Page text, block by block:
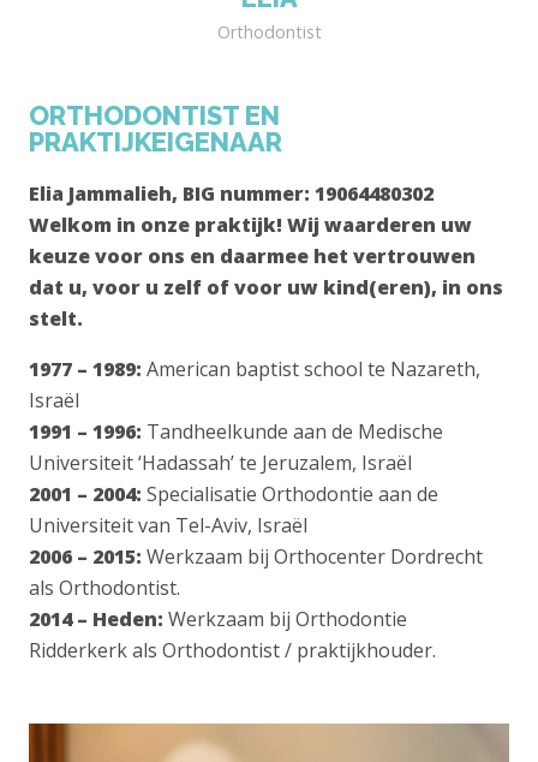
Orthodontist
ORTHODONTIST EN
PRAKTIJKEIGENAAR
Elia Jammalieh, BIG nummer: 19064480302
Welkom in onze praktijk! Wij waarderen uw
keuze voor ons en daarmee het vertrouwen
dat u, voor u zelf of voor uw kind(eren), in ons
stelt.
1977 – 1989: American baptist school te Nazareth,
Israël
1991 – 1996: Tandheelkunde aan de Medische
Universiteit ‘Hadassah’ te Jeruzalem, Israël
2001 – 2004: Specialisatie Orthodontie aan de
Universiteit van Tel-Aviv, Israël
2006 – 2015: Werkzaam bij Orthocenter Dordrecht
als Orthodontist.
2014 – Heden: Werkzaam bij Orthodontie
Ridderkerk als Orthodontist / praktijkhouder.